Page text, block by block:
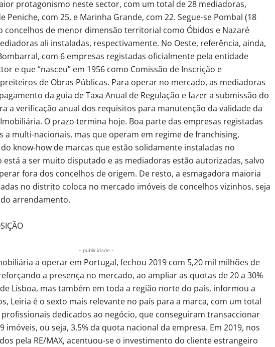
protagonismo neste sector, com um total de 28 mediadoras,
Peniche, com 25, e Marinha Grande, com 22. Segue-se Pombal (18
concelhos de menor dimensão territorial como Óbidos e Nazaré
ali instaladas, respectivamente. No Oeste, referência, ainda,
com 6 empresas registadas oficialmente pela entidade
e que “nasceu” em 1956 como Comissão de Inscrição e
de Obras Públicas. Para operar no mercado, as mediadoras
da guia de Taxa Anual de Regulação e fazer a submissão do
a verificação anual dos requisitos para manutenção da validade da
O prazo termina hoje. Boa parte das empresas registadas
a multi-nacionais, mas que operam em regime de franchising,
know-how de marcas que estão solidamente instaladas no
está a ser muito disputado e as mediadoras estão autorizadas, salvo
fora dos concelhos de origem. De resto, a esmagadora maioria
no distrito coloca no mercado imóveis de concelhos vizinhos, seja
arrendamento.
- publicidade -
a operar em Portugal, fechou 2019 com 5,20 mil milhões de
a presença no mercado, ao ampliar as quotas de 20 a 30%
Lisboa, mas também em toda a região norte do país, informou a
Leiria é o sexto mais relevante no país para a marca, com um total
profissionais dedicados ao negócio, que conseguiram transaccionar
imóveis, ou seja, 3,5% da quota nacional da empresa. Em 2019, nos
pela RE/MAX, acentuou-se o investimento do cliente estrangeiro